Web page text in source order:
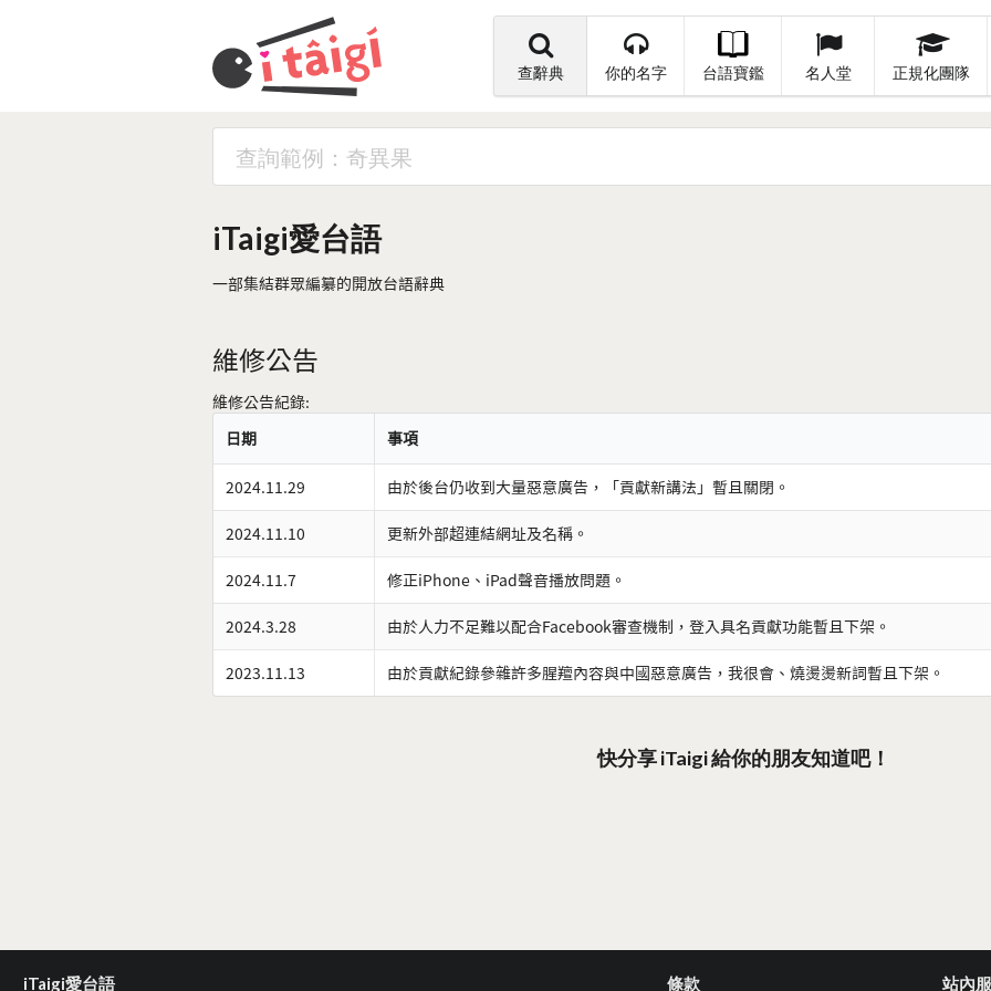
查辭典 你的名字 台語寶鑑 名人堂 正規化團隊
iTaigi愛台語
一部集結群眾編纂的開放台語辭典
維修公告
維修公告紀錄:
日期
事項
2024.11.29 由於後台仍收到大量惡意廣告，「貢獻新講法」暫且關閉。
2024.11.10 更新外部超連結網址及名稱。
2024.11.7 修正iPhone、iPad聲音播放問題。
2024.3.28 由於人力不足難以配合Facebook審查機制，登入具名貢獻功能暫且下架。
2023.11.13 由於貢獻紀錄參雜許多腥羶內容與中國惡意廣告，我很會、燒燙燙新詞暫且下架。
快分享 iTaigi 給你的朋友知道吧！
iTaigi愛台語 條款 站內